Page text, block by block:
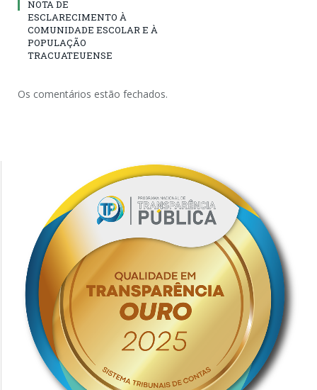
NOTA DE
ESCLARECIMENTO À
COMUNIDADE ESCOLAR E À
POPULAÇÃO
TRACUATEUENSE
Os comentários estão fechados.